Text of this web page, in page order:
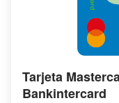
Tarjeta
Bankintercard